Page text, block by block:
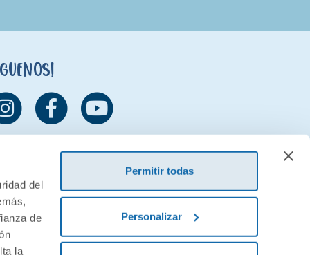
del
de
la
Permitir todas
Personalizar